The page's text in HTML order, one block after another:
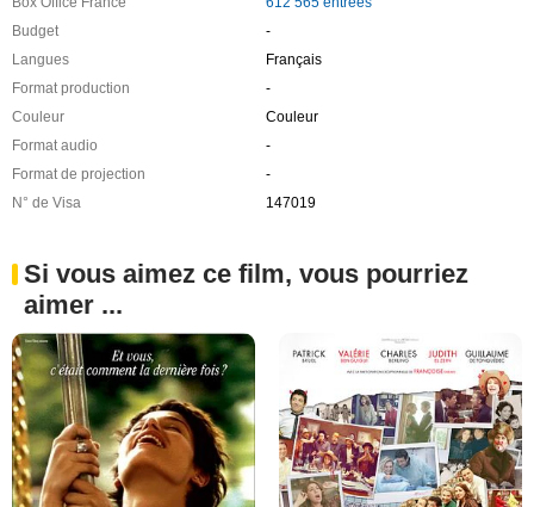
Budget
-
Langues
Français
Format production
-
Couleur
Couleur
Format audio
-
Format de projection
-
N° de Visa
147019
Si vous aimez ce film, vous pourriez
aimer ...